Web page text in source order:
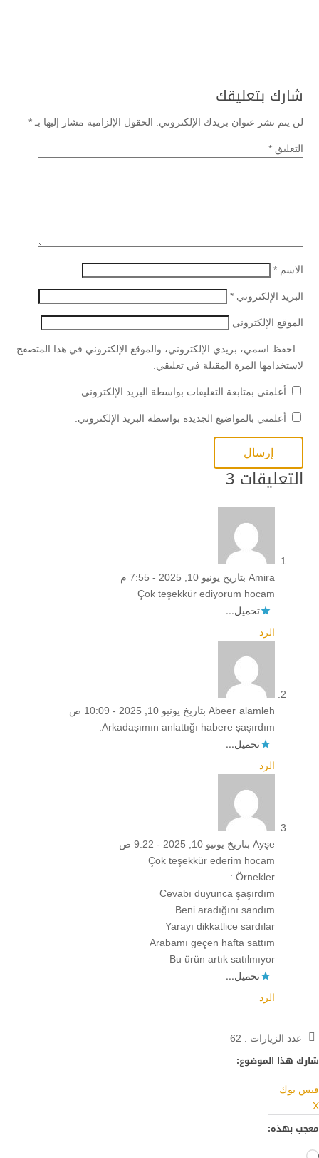
شارك بتعليقك
لن يتم نشر عنوان بريدك الإلكتروني. الحقول الإلزامية مشار إليها بـ *
التعليق *
الاسم *
البريد الإلكتروني *
الموقع الإلكتروني
احفظ اسمي، بريدي الإلكتروني، والموقع الإلكتروني في هذا المتصفح
لاستخدامها المرة المقبلة في تعليقي.
أعلمني بمتابعة التعليقات بواسطة البريد الإلكتروني.
أعلمني بالمواضيع الجديدة بواسطة البريد الإلكتروني.
التعليقات 3
Amira بتاريخ يونيو 10, 2025 - 7:55 م
Çok teşekkür ediyorum hocam
تحميل...
الرد
Abeer alamleh بتاريخ يونيو 10, 2025 - 10:09 ص
Arkadaşımın anlattığı habere şaşırdım.
تحميل...
الرد
Ayşe بتاريخ يونيو 10, 2025 - 9:22 ص
Çok teşekkür ederim hocam
Örnekler :
Cevabı duyunca şaşırdım
Beni aradığını sandım
Yarayı dikkatlice sardılar
Arabamı geçen hafta sattım
Bu ürün artık satılmıyor
تحميل...
الرد
عدد الزيارات : 62
شارك هذا الموضوع:
فيس بوك
X
معجب بهذه: